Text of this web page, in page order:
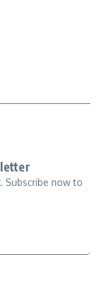
Subscribe now to